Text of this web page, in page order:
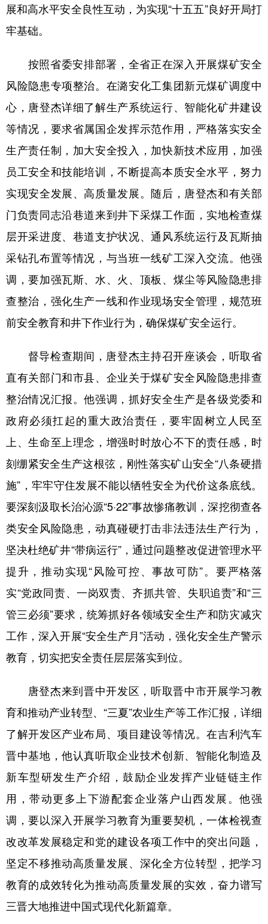
地方频道
辽宁 吉林 上海 江苏
山东 河南 湖北 湖南
广东 广西 海南 重庆
四川 贵州 云南 西藏
陕西 甘肃 青海 宁夏
新疆 内蒙古 黑龙江
English Español Français عربى
Русский язык 日本語 한국어
展和高水平安全良性互动，为实现“十五五”良好开局打
牢基础。
按照省委安排部署，全省正在深入开展煤矿安全
风险隐患专项整治。在潞安化工集团新元煤矿调度中
心，唐登杰详细了解生产系统运行、智能化矿井建设
等情况，要求省属国企发挥示范作用，严格落实安全
生产责任制，加大安全投入，加快新技术应用，加强
员工安全和技能培训，不断提高本质安全水平，努力
实现安全发展、高质量发展。随后，唐登杰和有关部
门负责同志沿巷道来到井下采煤工作面，实地检查煤
层开采进度、巷道支护状况、通风系统运行及瓦斯抽
采钻孔布置等情况，与当班一线矿工深入交流。他强
调，要加强瓦斯、水、火、顶板、煤尘等风险隐患排
查整治，强化生产一线和作业现场安全管理，规范班
前安全教育和井下作业行为，确保煤矿安全运行。
督导检查期间，唐登杰主持召开座谈会，听取省
直有关部门和市县、企业关于煤矿安全风险隐患排查
整治情况汇报。他强调，抓好安全生产是各级党委和
政府必须扛起的重大政治责任，要牢固树立人民至
上、生命至上理念，增强时时放心不下的责任感，时
刻绷紧安全生产这根弦，刚性落实矿山安全“八条硬措
施”，牢牢守住发展不能以牺牲安全为代价这条底线。
要深刻汲取长治沁源“5·22”事故惨痛教训，深挖彻查各
类安全风险隐患，动真碰硬打击非法违法生产行为，
坚决杜绝矿井“带病运行”，通过问题整改促进管理水平
提升，推动实现“风险可控、事故可防”。要严格落
实“党政同责、一岗双责、齐抓共管、失职追责”和“三
管三必须”要求，统筹抓好各领域安全生产和防灾减灾
工作，深入开展“安全生产月”活动，强化安全生产警示
教育，切实把安全责任层层落实到位。
唐登杰来到晋中开发区，听取晋中市开展学习教
育和推动产业转型、“三夏”农业生产等工作汇报，详细
了解开发区产业布局、项目建设等情况。在吉利汽车
晋中基地，他认真听取企业技术创新、智能化制造及
新车型研发生产介绍，鼓励企业发挥产业链链主作
用，带动更多上下游配套企业落户山西发展。他强
调，要以深入开展学习教育为重要契机，一体检视查
改改革发展稳定和党的建设各项工作中的突出问题，
坚定不移推动高质量发展、深化全方位转型，把学习
教育的成效转化为推动高质量发展的实效，奋力谱写
三晋大地推进中国式现代化新篇章。